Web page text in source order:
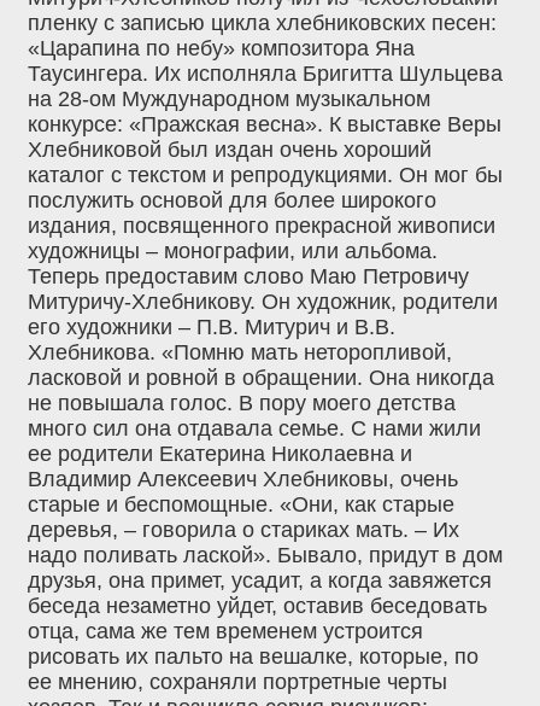
пленку с записью цикла хлебниковских песен:
«Царапина по небу» композитора Яна
Таусингера. Их исполняла Бригитта Шульцева
на 28-ом Муждународном музыкальном
конкурсе: «Пражская весна». К выставке Веры
Хлебниковой был издан очень хороший
каталог с текстом и репродукциями. Он мог бы
послужить основой для более широкого
издания, посвященного прекрасной живописи
художницы – монографии, или альбома.
Теперь предоставим слово Маю Петровичу
Митуричу-Хлебникову. Он художник, родители
его художники – П.В. Митурич и В.В.
Хлебникова. «Помню мать неторопливой,
ласковой и ровной в обращении. Она никогда
не повышала голос. В пору моего детства
много сил она отдавала семье. С нами жили
ее родители Екатерина Николаевна и
Владимир Алексеевич Хлебниковы, очень
старые и беспомощные. «Они, как старые
деревья, – говорила о стариках мать. – Их
надо поливать лаской». Бывало, придут в дом
друзья, она примет, усадит, а когда завяжется
беседа незаметно уйдет, оставив беседовать
отца, сама же тем временем устроится
рисовать их пальто на вешалке, которые, по
ее мнению, сохраняли портретные черты